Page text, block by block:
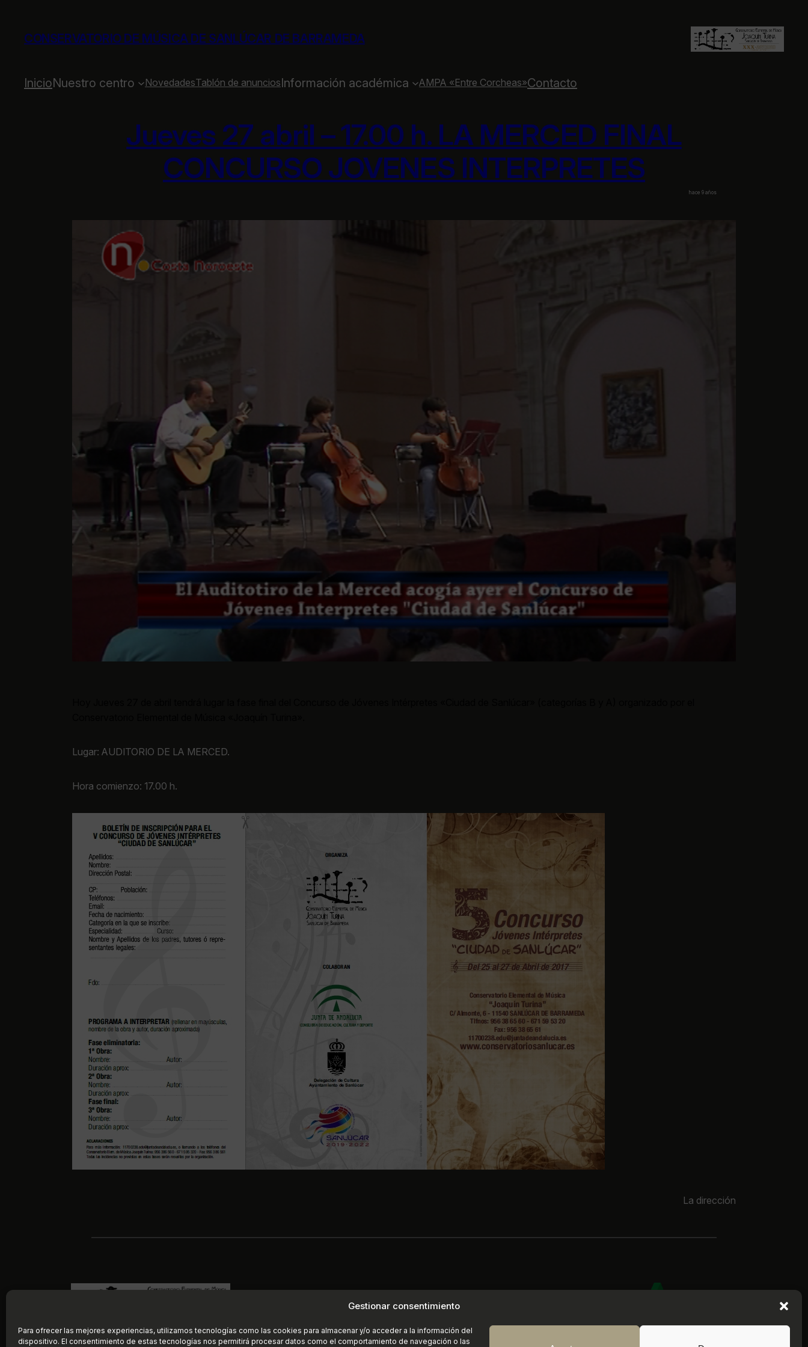
Gestionar consentimiento
Para ofrecer las mejores experiencias, utilizamos tecnologías como las cookies para almacenar y/o acceder a la información del
dispositivo. El consentimiento de estas tecnologías nos permitirá procesar datos como el comportamiento de navegación o las
contenido
CONSERVATORIO DE MÚSICA DE SANLÚCAR DE BARRAMEDA
InicioNuestro centro NovedadesTablón de anunciosInformación académica AMPA «Entre Corcheas»Contacto
Jueves 27 abril – 17.00 h. LA MERCED FINAL
CONCURSO JOVENES INTERPRETES
hace 9 años
Lugar: AUDITORIO DE LA MERCED.
Hora comienzo: 17.00 h.
La dirección